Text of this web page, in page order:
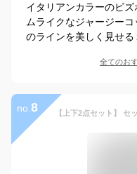
イタリアンカラーのビ
ムライクなジャージー
のラインを美しく見せる
全てのお
no. 8